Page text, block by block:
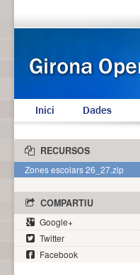
Inici Dades
RECURSOS
Zones escolars 26_27.zip
COMPARTIU
Google+
Twitter
Facebook